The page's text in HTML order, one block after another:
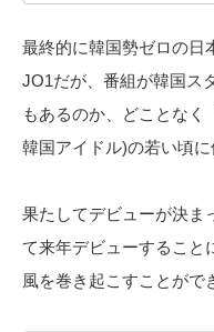
最終的に韓国勢ゼロの日
JO1だが、番組が韓国ス
もあるのか、どことな
韓国アイドル)の若い頃
果たしてデビューが決ま
て来年デビューすること
風を巻き起こすことがで